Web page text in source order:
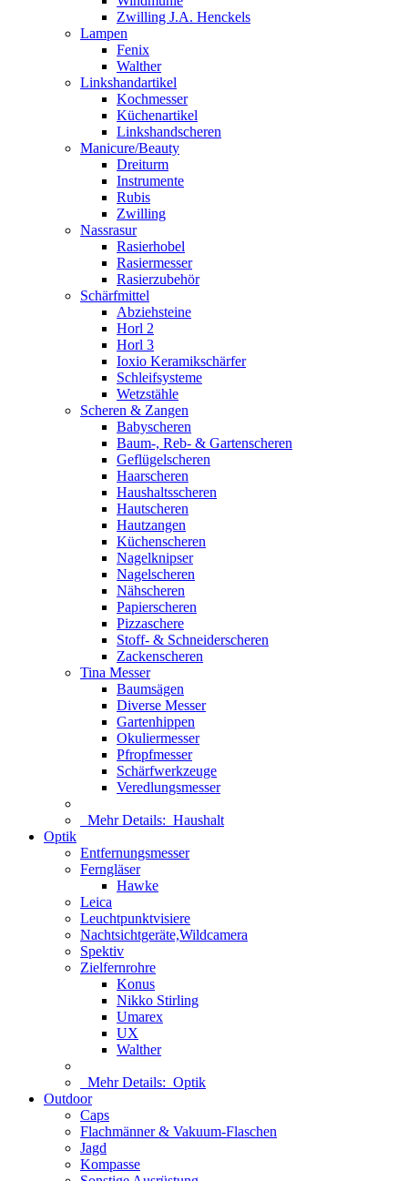
Zwilling J.A. Henckels
Lampen
Fenix
Walther
Linkshandartikel
Kochmesser
Küchenartikel
Linkshandscheren
Manicure/Beauty
Dreiturm
Instrumente
Rubis
Zwilling
Nassrasur
Rasierhobel
Rasiermesser
Rasierzubehör
Schärfmittel
Abziehsteine
Horl 2
Horl 3
Ioxio Keramikschärfer
Schleifsysteme
Wetzstähle
Scheren & Zangen
Babyscheren
Baum-, Reb- & Gartenscheren
Geflügelscheren
Haarscheren
Haushaltsscheren
Hautscheren
Hautzangen
Küchenscheren
Nagelknipser
Nagelscheren
Nähscheren
Papierscheren
Pizzaschere
Stoff- & Schneiderscheren
Zackenscheren
Tina Messer
Baumsägen
Diverse Messer
Gartenhippen
Okuliermesser
Pfropfmesser
Schärfwerkzeuge
Veredlungsmesser
Mehr Details: Haushalt
Optik
Entfernungsmesser
Ferngläser
Hawke
Leica
Leuchtpunktvisiere
Nachtsichtgeräte,Wildcamera
Spektiv
Zielfernrohre
Konus
Nikko Stirling
Umarex
UX
Walther
Mehr Details: Optik
Outdoor
Caps
Flachmänner & Vakuum-Flaschen
Jagd
Kompasse